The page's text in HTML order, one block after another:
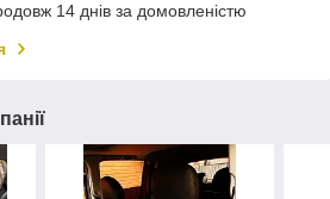
14 днів за домовленістю